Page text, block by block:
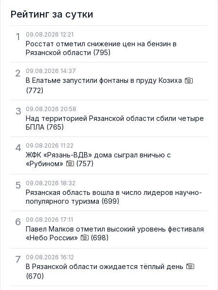
Рейтинг за сутки
1
09.08.2026 12:21
Росстат отметил снижение цен на бензин в
Рязанской области (795)
2 09.08.2026 14:37
В Елатьме запустили фонтаны в пруду Козиха
(772)
3 09.08.2026 20:58
Над территорией Рязанской области сбили четыре
БПЛА (765)
4 09.08.2026 11:22
ЖФК «Рязань-ВДВ» дома сыграл вничью с
«Рубином»
(757)
5 09.08.2026 18:32
Рязанская область вошла в число лидеров научно-
популярного туризма (699)
6 09.08.2026 17:11
Павел Малков отметил высокий уровень фестиваля
«Небо России»
(698)
7 09.08.2026 16:12
В Рязанской области ожидается тёплый день
(670)